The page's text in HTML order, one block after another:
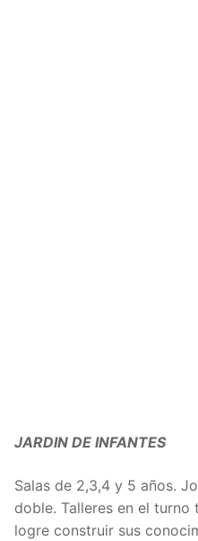
JARDIN DE INFANTES
Salas de 2,3,4 y 5 años.
doble. Talleres en el turno
logre construir sus